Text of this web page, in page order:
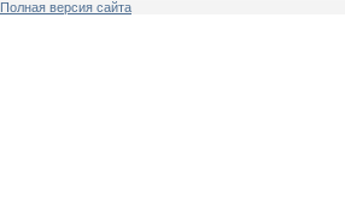
Полная версия сайта